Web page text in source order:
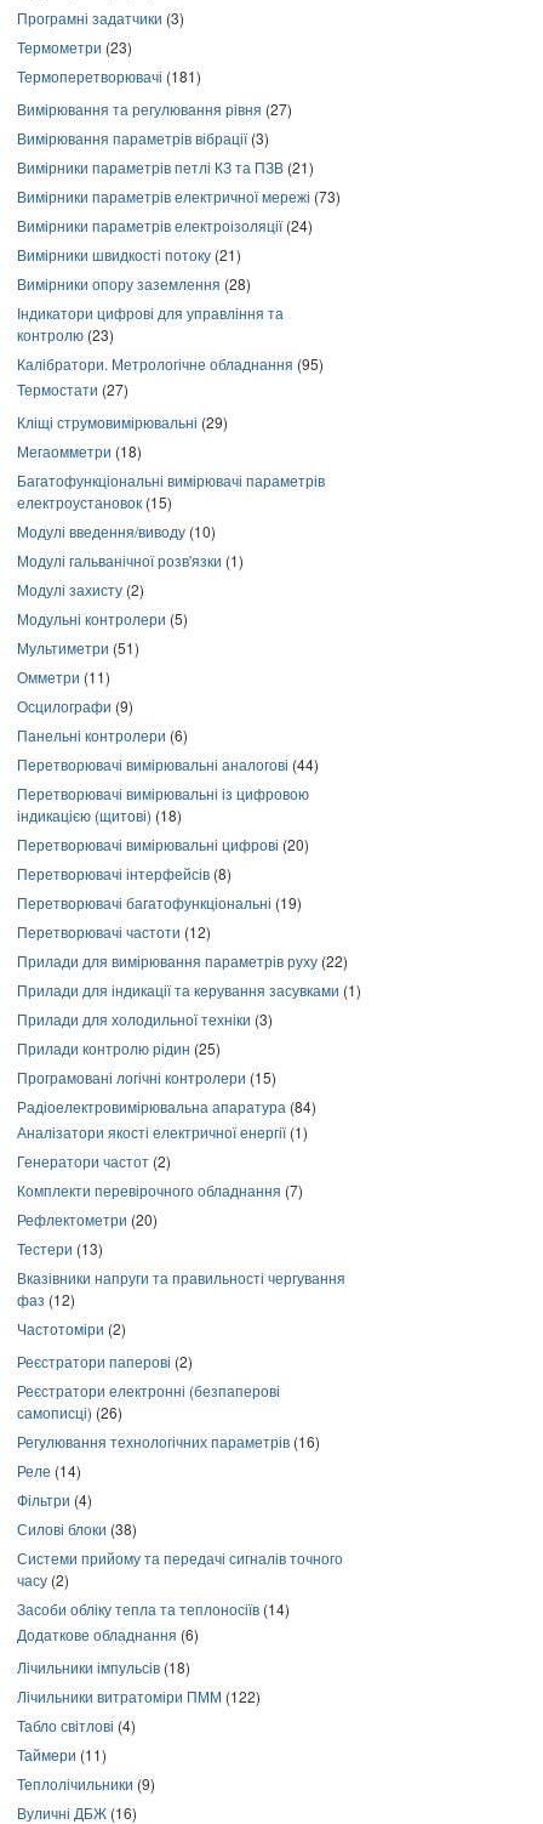
Програмні задатчики (3)
Термометри (23)
Термоперетворювачі (181)
Вимірювання та регулювання рівня (27)
Вимірювання параметрів вібрації(3)
Вимірники параметрів петлі КЗ та ПЗВ (21)
Вимірники параметрів електричної мережі (73)
Вимірники параметрів електроізоляції(24)
Вимірники швидкості потоку (21)
Вимірники опору заземлення (28)
Індикатори цифрові для управління та
контролю (23)
Калібратори. Метрологічне обладнання (95)
Термостати (27)
Кліщі струмовимірювальні (29)
Мегаомметри (18)
Багатофункціональні вимірювачі параметрів
електроустановок (15)
Модулі введення/виводу (10)
Модулі гальванічної розв'язки (1)
Модулі захисту (2)
Модульні контролери (5)
Мультиметри (51)
Омметри (11)
Осцилографи (9)
Панельні контролери (6)
Перетворювачі вимірювальні аналогові (44)
Перетворювачі вимірювальні із цифровою
індикацією (щитові) (18)
Перетворювачі вимірювальні цифрові (20)
Перетворювачі інтерфейсів (8)
Перетворювачі багатофункціональні (19)
Перетворювачі частоти (12)
Прилади для вимірювання параметрів руху (22)
Прилади для індикації та керування засувками (1)
Прилади для холодильної техніки (3)
Прилади контролю рідин (25)
Програмовані логічні контролери (15)
Радіоелектровимірювальна апаратура (84)
Аналізатори якості електричної енергії(1)
Генератори частот (2)
Комплекти перевірочного обладнання (7)
Рефлектометри (20)
Тестери (13)
Вказівники напруги та правильності чергування
фаз (12)
Частотоміри (2)
Реєстратори паперові (2)
Реєстратори електронні (безпаперові
самописці) (26)
Регулювання технологічних параметрів (16)
Реле (14)
Фільтри (4)
Силові блоки (38)
Системи прийому та передачі сигналів точного
часу (2)
Засоби обліку тепла та теплоносіїв (14)
Додаткове обладнання (6)
Лічильники імпульсів (18)
Лічильники витратоміри ПММ (122)
Табло світлові (4)
Таймери (11)
Теплолічильники (9)
Вуличні ДБЖ (16)